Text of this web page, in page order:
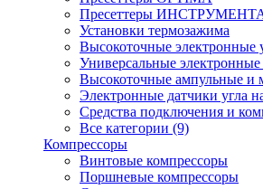
Пресеттеры
Установки термозажима
Высокоточные электронные
Универсальные
Высокоточные ампульные и
Электронные датчики угла
Средства подключения и
Все категории (9)
Компрессоры
Винтовые компрессоры
Поршневые компрессоры